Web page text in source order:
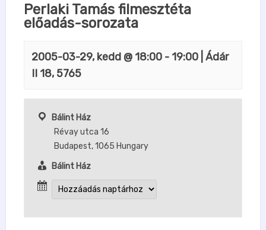
Perlaki Tamás filmesztéta
előadás-sorozata
2005-03-29, kedd @ 18:00 - 19:00 | Ádár
II 18, 5765
Bálint Ház
Révay utca 16
Budapest,1065 Hungary
Bálint Ház